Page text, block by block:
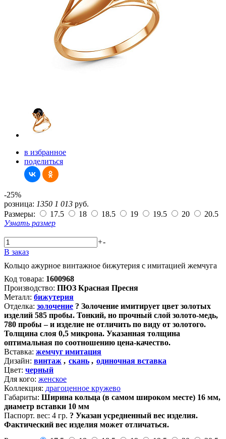
в избранное
поделиться
-25%
розница: 1350 1 013 руб.
Размеры:
17.5 18 18.5 19 19.5 20
20.5
Узнать размер
+-
В заказ
Кольцо ажурное винтажное бижутерия с имитацией жемчуга
Код товара: 1600968
Производство: ПЮЗ Красная Пресня
Металл: бижутерия
Отделка: золочение ? Золочение имитирует цвет золотых
изделий 585 пробы. Тонкий, но прочный слой золото-медь,
780 пробы – и изделие не отличить по виду от золотого.
Толщина слоя 0,5 микрона. Указанная толщина
оптимальная по соотношению цена-качество.
Вставка: жемчуг имитация
Дизайн: винтаж , скань , одиночная вставка
Цвет: черный
Для кого: женское
Коллекция: драгоценное кружево
Габариты: Ширина кольца (в самом широком месте) 16 мм,
диаметр вставки 10 мм
Паспорт. вес: 4 гр. ? Указан усредненный вес изделия.
Фактический вес изделия может отличаться.